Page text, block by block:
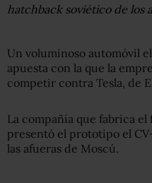
hatchback soviético de los
Un voluminoso automóvil
apuesta con la que la
competir contra Tesla, de
La compañía que fabrica el
presentó el prototipo el
las afueras de Moscú.